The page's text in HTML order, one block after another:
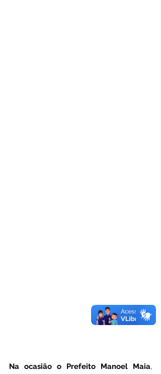
Na ocasião o Prefeito Manoel Maia,